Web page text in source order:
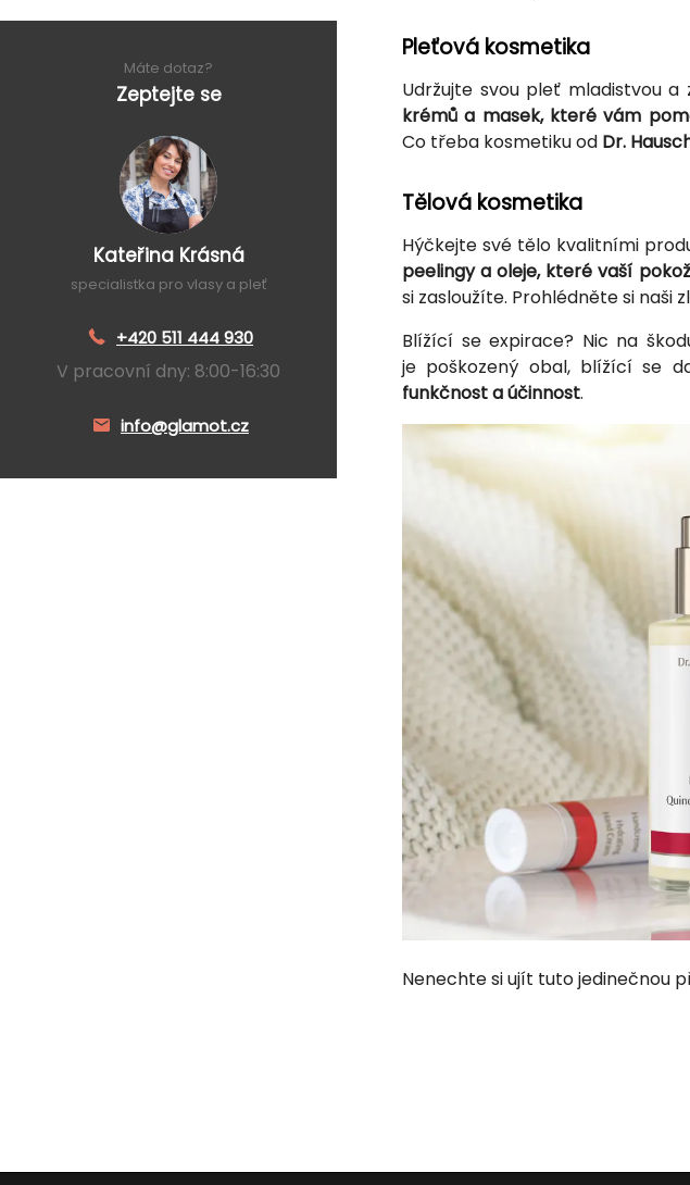
Máte dotaz?
Zeptejte se
Kateřina Krásná
specialistka pro vlasy a pleť
+420 511 444 930
V pracovní dny: 8:00-16:30
info@glamot.cz
Pleťová kosmetika
Udržujte svou pleť mladistvou
krémů a masek, které vám
Co třeba kosmetiku od Dr.
Tělová kosmetika
Hýčkejte své tělo kvalitními
peelingy a oleje, které vaší
si zasloužíte. Prohlédněte si naši
Blížící se expirace? Nic na
je poškozený obal, blížící se
funkčnost a účinnost.
Nenechte si ujít tuto jedinečnou